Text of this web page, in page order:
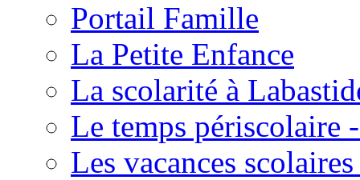
Portail Famille
La Petite Enfance
La scolarité à
Le temps périscolaire
Les vacances